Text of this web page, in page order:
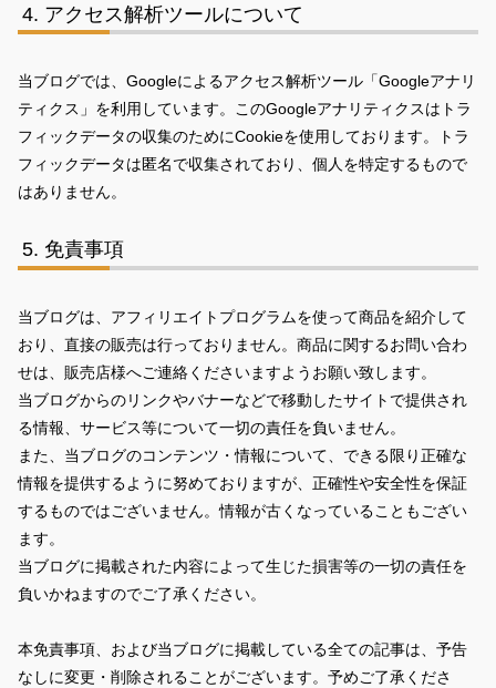
アクセス解析ツールについて
当ブログでは、Googleによるアクセス解析ツール「Googleアナリ
ティクス」を利用しています。このGoogleアナリティクスはトラ
フィックデータの収集のためにCookieを使用しております。トラ
フィックデータは匿名で収集されており、個人を特定するもので
はありません。
免責事項
当ブログは、アフィリエイトプログラムを使って商品を紹介して
おり、直接の販売は行っておりません。商品に関するお問い合わ
せは、販売店様へご連絡くださいますようお願い致します。
当ブログからのリンクやバナーなどで移動したサイトで提供され
る情報、サービス等について一切の責任を負いません。
また、当ブログのコンテンツ・情報について、できる限り正確な
情報を提供するように努めておりますが、正確性や安全性を保証
するものではございません。情報が古くなっていることもござい
ます。
当ブログに掲載された内容によって生じた損害等の一切の責任を
負いかねますのでご了承ください。
本免責事項、および当ブログに掲載している全ての記事は、予告
なしに変更・削除されることがございます。予めご了承くださ